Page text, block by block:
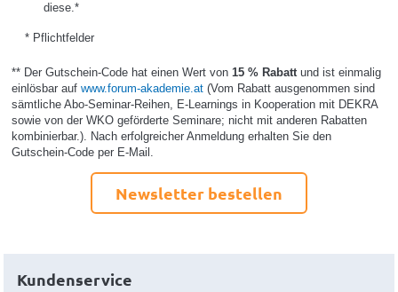
diese.*
* Pflichtfelder
** Der Gutschein-Code hat einen Wert von 15 % Rabatt und ist einmalig
einlösbar auf www.forum-akademie.at(Vom Rabatt ausgenommen sind
sämtliche Abo-Seminar-Reihen, E-Learnings in Kooperation mit DEKRA
sowie von der WKO geförderte Seminare; nicht mit anderen Rabatten
kombinierbar.). Nach erfolgreicher Anmeldung erhalten Sie den
Gutschein-Code per E-Mail.
Newsletter bestellen
Kundenservice